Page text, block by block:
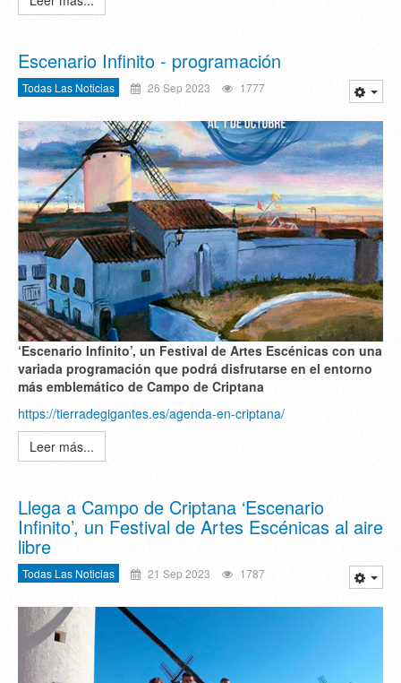
Escenario Infinito - programación
Todas Las Noticias 26 Sep 2023 1777
‘Escenario Infinito’, un Festival de Artes Escénicas con una
variada programación que podrá disfrutarse en el entorno
más emblemático de Campo de Criptana
https://tierradegigantes.es/agenda-en-criptana/
Leer más...
Llega a Campo de Criptana ‘Escenario
Infinito’, un Festival de Artes Escénicas al aire
libre
Todas Las Noticias 21 Sep 2023 1787